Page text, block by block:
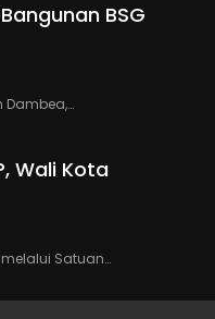
BSG
Dambea,…
Wali Kota
melalui Satuan…